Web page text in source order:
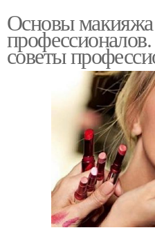
Основы
советы